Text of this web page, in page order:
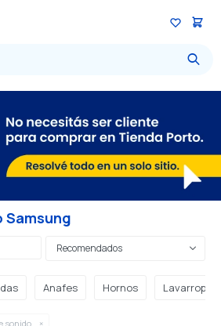
Samsung
Recomendados
Anafes Hornos Lavarropas
sonido